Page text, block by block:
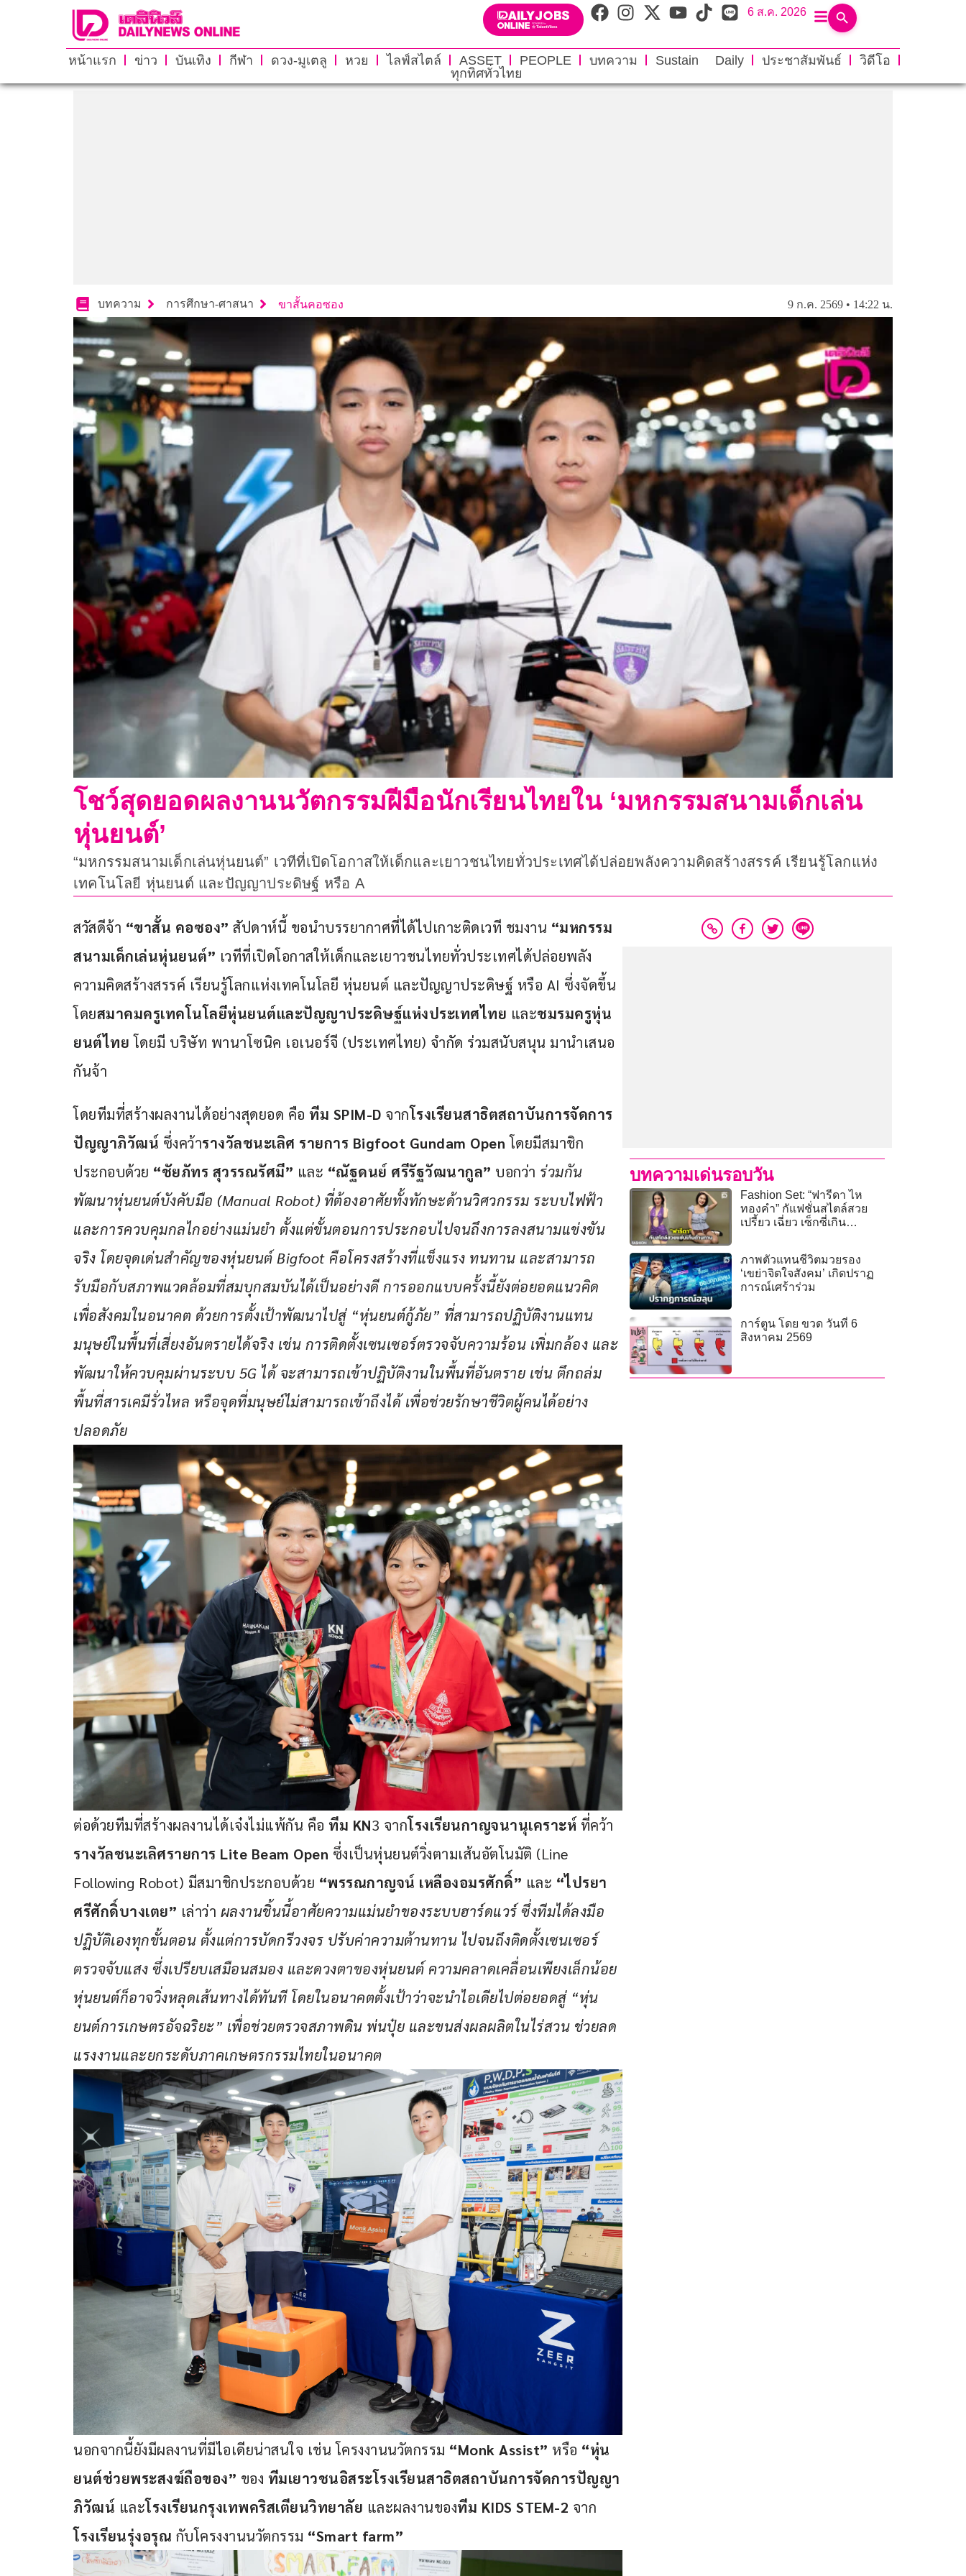
6 ส.ค. 2026
หน้าแรก ข่าว บันเทิง กีฬา ดวง-มูเตลู หวย ไลฟ์สไตล์ ASSET PEOPLE บทความ Sustain Daily ประชาสัมพันธ์
วิดีโอ
ทุกทิศทั่วไทย
บทความ การศึกษา-ศาสนา ขาสั้นคอซอง 9 ก.ค. 2569 • 14:22 น.
โชว์สุดยอดผลงานนวัตกรรมฝีมือนักเรียนไทยใน ‘มหกรรมสนามเด็กเล่น
หุ่นยนต์’
“มหกรรมสนามเด็กเล่นหุ่นยนต์” เวทีที่เปิดโอกาสให้เด็กและเยาวชนไทยทั่วประเทศได้ปล่อยพลังความคิดสร้างสรรค์ เรียนรู้โลกแห่ง
เทคโนโลยี หุ่นยนต์ และปัญญาประดิษฐ์ หรือ A
สวัสดีจ้า “ขาสั้น คอซอง” สัปดาห์นี้ ขอนำบรรยากาศที่ได้ไปเกาะติดเวที ชมงาน “มหกรรม
สนามเด็กเล่นหุ่นยนต์” เวทีที่เปิดโอกาสให้เด็กและเยาวชนไทยทั่วประเทศได้ปล่อยพลัง
ความคิดสร้างสรรค์ เรียนรู้โลกแห่งเทคโนโลยี หุ่นยนต์ และปัญญาประดิษฐ์ หรือ AI ซึ่งจัดขึ้น
โดยสมาคมครูเทคโนโลยีหุ่นยนต์และปัญญาประดิษฐ์แห่งประเทศไทย และชมรมครูหุ่น
ยนต์ไทย โดยมี บริษัท พานาโซนิค เอเนอร์จี (ประเทศไทย) จำกัด ร่วมสนับสนุน มานำเสนอ
กันจ้า
โดยทีมที่สร้างผลงานได้อย่างสุดยอด คือ ทีม SPIM-D จากโรงเรียนสาธิตสถาบันการจัดการ
ปัญญาภิวัฒน์ ซึ่งคว้ารางวัลชนะเลิศ รายการ Bigfoot Gundam Open โดยมีสมาชิก
ประกอบด้วย “ชัยภัทร สุวรรณรัศมี” และ “ณัฐดนย์ ศรีรัฐวัฒนากูล” บอกว่า ร่วมกัน
พัฒนาหุ่นยนต์บังคับมือ (Manual Robot) ที่ต้องอาศัยทั้งทักษะด้านวิศวกรรม ระบบไฟฟ้า
และการควบคุมกลไกอย่างแม่นยำ ตั้งแต่ขั้นตอนการประกอบไปจนถึงการลงสนามแข่งขัน
จริง โดยจุดเด่นสำคัญของหุ่นยนต์ Bigfoot คือโครงสร้างที่แข็งแรง ทนทาน และสามารถ
รับมือกับสภาพแวดล้อมที่สมบุกสมบันได้เป็นอย่างดี การออกแบบครั้งนี้ยังต่อยอดแนวคิด
เพื่อสังคมในอนาคต ด้วยการตั้งเป้าพัฒนาไปสู่ “หุ่นยนต์กู้ภัย” ที่สามารถปฏิบัติงานแทน
มนุษย์ในพื้นที่เสี่ยงอันตรายได้จริง เช่น การติดตั้งเซนเซอร์ตรวจจับความร้อน เพิ่มกล้อง และ
พัฒนาให้ควบคุมผ่านระบบ 5G ได้ จะสามารถเข้าปฏิบัติงานในพื้นที่อันตราย เช่น ตึกถล่ม
พื้นที่สารเคมีรั่วไหล หรือจุดที่มนุษย์ไม่สามารถเข้าถึงได้ เพื่อช่วยรักษาชีวิตผู้คนได้อย่าง
ปลอดภัย
ต่อด้วยทีมที่สร้างผลงานได้เจ๋งไม่แพ้กัน คือ ทีม KN3 จากโรงเรียนกาญจนานุเคราะห์ ที่คว้า
รางวัลชนะเลิศรายการ Lite Beam Open ซึ่งเป็นหุ่นยนต์วิ่งตามเส้นอัตโนมัติ (Line
Following Robot) มีสมาชิกประกอบด้วย “พรรณกาญจน์ เหลืองอมรศักดิ์” และ “ไปรยา
ศรีศักดิ์บางเตย” เล่าว่า ผลงานชิ้นนี้อาศัยความแม่นยำของระบบฮาร์ดแวร์ ซึ่งทีมได้ลงมือ
ปฏิบัติเองทุกขั้นตอน ตั้งแต่การบัดกรีวงจร ปรับค่าความต้านทาน ไปจนถึงติดตั้งเซนเซอร์
ตรวจจับแสง ซึ่งเปรียบเสมือนสมอง และดวงตาของหุ่นยนต์ ความคลาดเคลื่อนเพียงเล็กน้อย
หุ่นยนต์ก็อาจวิ่งหลุดเส้นทางได้ทันที โดยในอนาคตตั้งเป้าว่าจะนำไอเดียไปต่อยอดสู่ “หุ่น
ยนต์การเกษตรอัจฉริยะ” เพื่อช่วยตรวจสภาพดิน พ่นปุ๋ย และขนส่งผลผลิตในไร่สวน ช่วยลด
แรงงานและยกระดับภาคเกษตรกรรมไทยในอนาคต
นอกจากนี้ยังมีผลงานที่มีไอเดียน่าสนใจ เช่น โครงงานนวัตกรรม “Monk Assist” หรือ “หุ่น
ยนต์ช่วยพระสงฆ์ถือของ” ของ ทีมเยาวชนอิสระโรงเรียนสาธิตสถาบันการจัดการปัญญา
ภิวัฒน์ และโรงเรียนกรุงเทพคริสเตียนวิทยาลัย และผลงานของทีม KIDS STEM-2 จาก
โรงเรียนรุ่งอรุณ กับโครงงานนวัตกรรม “Smart farm”
บทความเด่นรอบวัน
Fashion Set: “ฟารีดา ไห
ทองคำ” กัแฟชั่นสไตล์สวย
เปรี้ยว เฉี่ยว เซ็กซี่เกิน
ภาพตัวแทนชีวิตมวยรอง
‘เขย่าจิตใจสังคม’ เกิดปราฏ
การณ์เศร้าร่วม
การ์ตูน โดย ขวด วันที่ 6
สิงหาคม 2569